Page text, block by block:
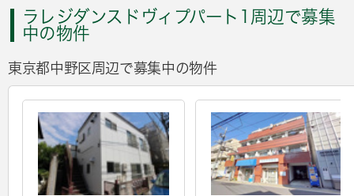
ラレジダンスドヴィプパート1周辺で募集
中の物件
東京都中野区周辺で募集中の物件